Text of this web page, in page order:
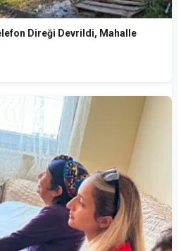
Direği Devrildi, Mahalle